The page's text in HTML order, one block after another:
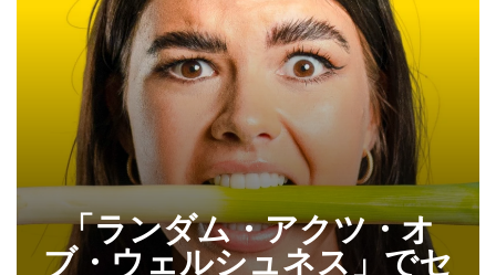
「ランダム・アクツ・オ
ブ・ウェルシュネス」でセ